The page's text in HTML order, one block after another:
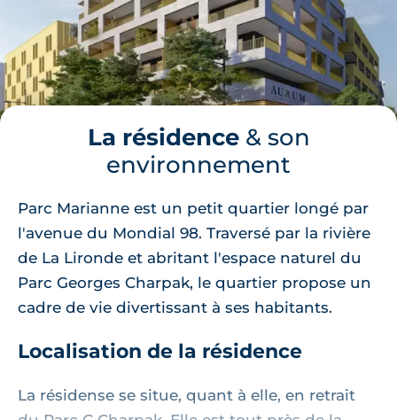
La résidence& son
environnement
Parc Marianne est un petit quartier longé par
l'avenue du Mondial 98. Traversé par la rivière
de La Lironde et abritant l'espace naturel du
Parc Georges Charpak, le quartier propose un
cadre de vie divertissant à ses habitants.
Localisation de la résidence
La résidense se situe, quant à elle, en retrait